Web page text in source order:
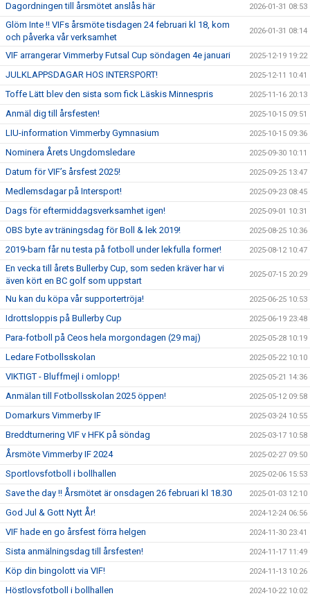
Dagordningen till årsmötet anslås här 2026-01-31 08:53
Glöm Inte !! VIFs årsmöte tisdagen 24 februari kl 18, kom
och påverka vår verksamhet
2026-01-31 08:14
VIF arrangerar Vimmerby Futsal Cup söndagen 4e januari 2025-12-19 19:22
JULKLAPPSDAGAR HOS INTERSPORT! 2025-12-11 10:41
Toffe Lätt blev den sista som fick Läskis Minnespris 2025-11-16 20:13
Anmäl dig till årsfesten! 2025-10-15 09:51
LIU-information Vimmerby Gymnasium 2025-10-15 09:36
Nominera Årets Ungdomsledare 2025-09-30 10:11
Datum för VIF’s årsfest 2025! 2025-09-25 13:47
Medlemsdagar på Intersport! 2025-09-23 08:45
Dags för eftermiddagsverksamhet igen! 2025-09-01 10:31
OBS byte av träningsdag för Boll & lek 2019! 2025-08-25 10:36
2019-barn får nu testa på fotboll under lekfulla former! 2025-08-12 10:47
En vecka till årets Bullerby Cup, som seden kräver har vi
även kört en BC golf som uppstart
2025-07-15 20:29
Nu kan du köpa vår supportertröja! 2025-06-25 10:53
Idrottsloppis på Bullerby Cup 2025-06-19 23:48
Para-fotboll på Ceos hela morgondagen (29 maj) 2025-05-28 10:19
Ledare Fotbollsskolan 2025-05-22 10:10
VIKTIGT - Bluffmejl i omlopp! 2025-05-21 14:36
Anmälan till Fotbollsskolan 2025 öppen! 2025-05-12 09:58
Domarkurs Vimmerby IF 2025-03-24 10:55
Breddturnering VIF v HFK på söndag 2025-03-17 10:58
Årsmöte Vimmerby IF 2024 2025-02-27 09:50
Sportlovsfotboll i bollhallen 2025-02-06 15:53
Save the day !! Årsmötet är onsdagen 26 februari kl 18.30 2025-01-03 12:10
God Jul & Gott Nytt År! 2024-12-24 06:56
VIF hade en go årsfest förra helgen 2024-11-30 23:41
Sista anmälningsdag till årsfesten! 2024-11-17 11:49
Köp din bingolott via VIF! 2024-11-13 10:26
Höstlovsfotboll i bollhallen 2024-10-22 10:02